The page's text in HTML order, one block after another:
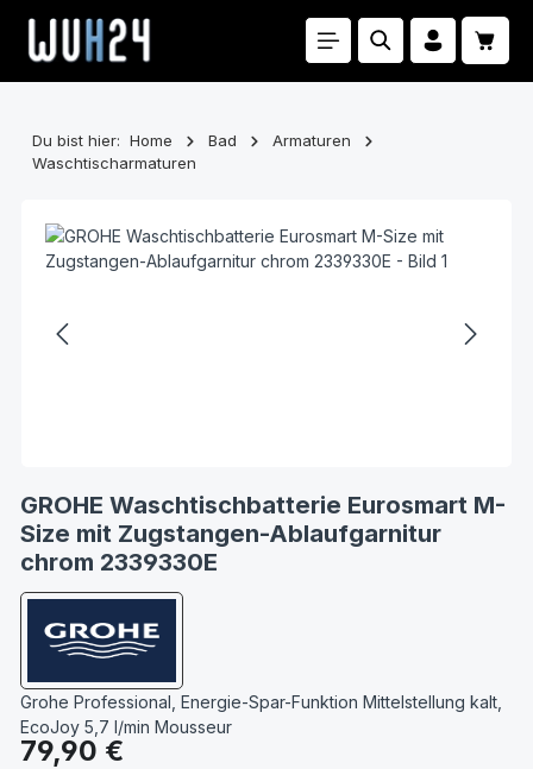
Zum Hauptinhalt springen
Du bist hier: Home Bad
Armaturen
Waschtischarmaturen
GROHE Waschtischbatterie Eurosmart M-
Size mit Zugstangen-Ablaufgarnitur
chrom 2339330E
Grohe Professional, Energie-Spar-Funktion Mittelstellung kalt,
EcoJoy 5,7 l/min Mousseur
Regulärer Preis:
79,90 €